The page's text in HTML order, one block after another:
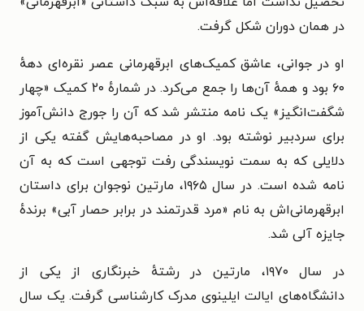
در همان دوران شکل گرفت.
او در جوانی، عاشق کمیک‌های ابرقهرمانی عصر نقره‌ای دههٔ
۶۰ بود و همهٔ آن‌ها را جمع می‌کرد. در شمارهٔ ۲۰ کمیک «چهار
شگفت‌انگیز» یک نامه منتشر شد که آن را جورج دانش‌آموز
برای سردبیر نوشته بود. او در مصاحبه‌هایش گفته یکی از
دلایلی که به سمت نویسندگی رفت توجهی است که به آن
نامه شده است. در سال ۱۹۶۵، مارتین نوجوان برای داستان
ابرقهرمانی‌اش به نام «مرد قدرتمند در برابر حصار آبی» برندهٔ
جایزه آلی شد.
در سال ۱۹۷۰، مارتین در رشتهٔ خبرنگاری از یکی از
دانشگاه‌های ایالت ایلینوی مدرک کارشناسی گرفت. یک سال